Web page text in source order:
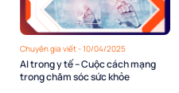
Chuyên gia viết - 10/04/2025
AI trong y tế – Cuộc cách mạng
trong chăm sóc sức khỏe